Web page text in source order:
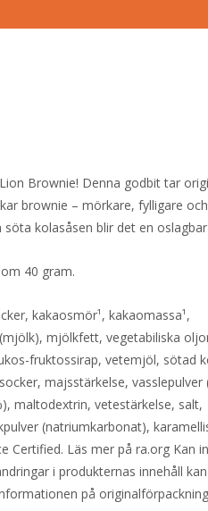
Brownie! Denna godbit tar
brownie – mörkare, fylligare
kolasåsen blir det en
40 gram.
kakaosmör¹, kakaomassa¹,
mjölkfett, vegetabiliska
fruktossirap, vetemjöl, sötad
majsstärkelse, vasslepulver
maltodextrin, vetestärkelse, salt,
(natriumkarbonat),
Certified. Läs mer på ra.org Kan
i produkternas innehåll kan
på